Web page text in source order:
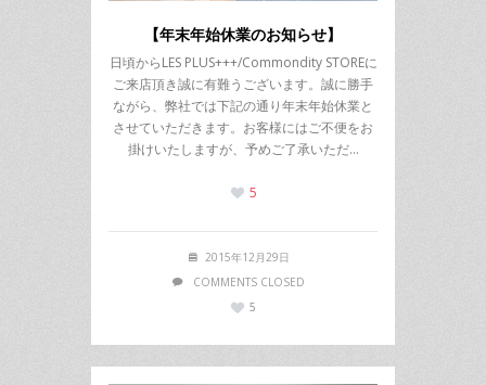
【年末年始休業のお知らせ】
日頃からLES PLUS+++/Commondity STOREに
ご来店頂き誠に有難うございます。誠に勝手
ながら、弊社では下記の通り年末年始休業と
させていただきます。お客様にはご不便をお
掛けいたしますが、予めご了承いただ…
5
2015年12月29日
COMMENTS CLOSED
5